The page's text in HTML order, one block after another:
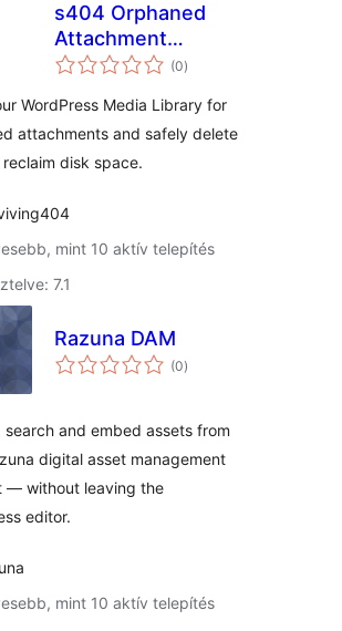
s404 Orphaned
Attachment
Scanner
(0értékelés
összesen
)
WordPress Media Library for
attachments and safely delete
disk space.
mint 10 aktív telepítés
7.1
Razuna DAM
(0értékelés
összesen
)
search and embed assets from
digital asset management
— without leaving the
editor.
mint 10 aktív telepítés